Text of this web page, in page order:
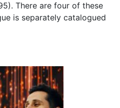
There are four of these
is separately catalogued